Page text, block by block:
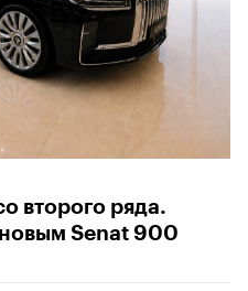
второго ряда.
Senat 900